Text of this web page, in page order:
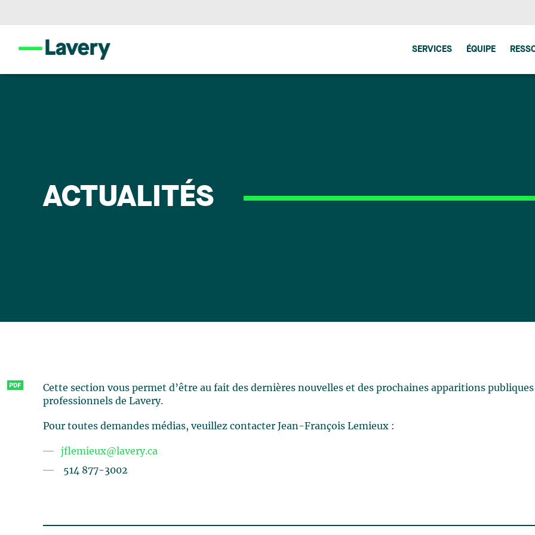
SERVICES ÉQUIPE
ACTUALITÉS
Cette section vous permet d’être au fait des dernières nouvelles et des prochaines apparitions publiques
professionnels de Lavery.
Pour toutes demandes médias, veuillez contacter Jean-François Lemieux :
jflemieux@lavery.ca
514 877-3002